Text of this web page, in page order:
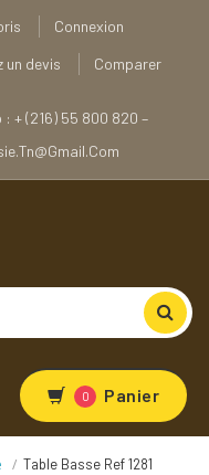
Connexion
un devis Comparer
+ (216) 55 800 820 –
0 Panier
Table Basse Ref 1281